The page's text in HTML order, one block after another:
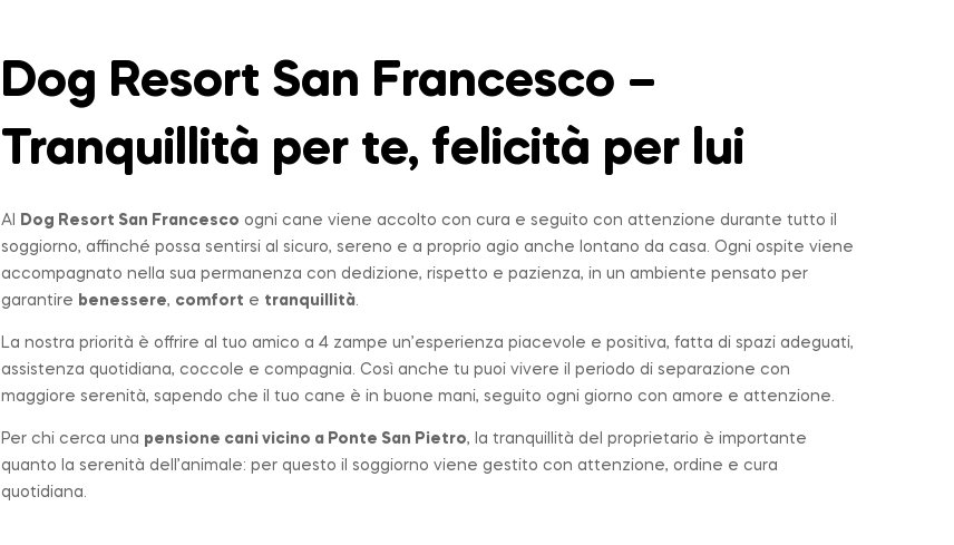
Dog Resort San Francesco –
Tranquillità per te, felicità per lui
Al Dog Resort San Francesco ogni cane viene accolto con cura e seguito con attenzione durante tutto il
soggiorno, affinché possa sentirsi al sicuro, sereno e a proprio agio anche lontano da casa. Ogni ospite viene
accompagnato nella sua permanenza con dedizione, rispetto e pazienza, in un ambiente pensato per
garantire benessere, comfort e tranquillità.
La nostra priorità è offrire al tuo amico a 4 zampe un’esperienza piacevole e positiva, fatta di spazi adeguati,
assistenza quotidiana, coccole e compagnia. Così anche tu puoi vivere il periodo di separazione con
maggiore serenità, sapendo che il tuo cane è in buone mani, seguito ogni giorno con amore e attenzione.
Per chi cerca una pensione cani vicino a Ponte San Pietro, la tranquillità del proprietario è importante
quanto la serenità dell’animale: per questo il soggiorno viene gestito con attenzione, ordine e cura
quotidiana.